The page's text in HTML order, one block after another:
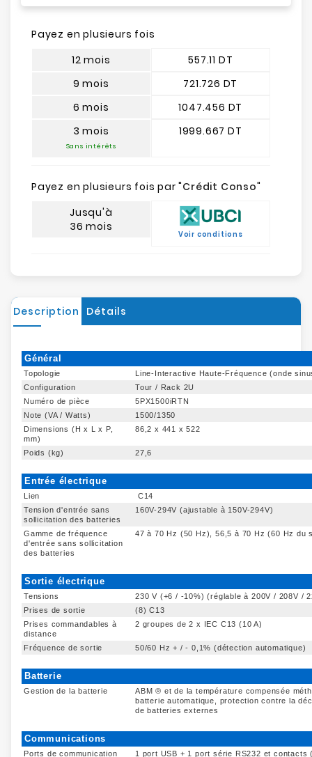
Payez en plusieurs fois
12 mois
9 mois
6 mois
3 mois
Sans intérêts
557.11 DT
721.726 DT
1047.456 DT
1999.667 DT
Payez en plusieurs fois par "Crédit Conso"
Jusqu'à
36 mois
Voir conditions
Description Détails
Général
Topologie
Line-Interactive Haute-Fréquence (onde
Configuration
Tour / Rack 2U
Numéro de pièce
5PX1500iRTN
Note (VA / Watts)
1500/1350
Dimensions (H x L x P,
mm)
86,2 x 441 x 522
Poids (kg) 27,6
Entrée électrique
Lien
C14
Tension d'entrée sans
sollicitation des batteries
160V-294V (ajustable à 150V-294V)
Gamme de fréquence
d'entrée sans sollicitation
des batteries
47 à 70 Hz (50 Hz), 56,5 à 70 Hz (60 Hz du
Sortie électrique
Tensions
230 V (+6 / -10%) (réglable à 200V / 208V /
Prises de sortie
(8) C13
Prises commandables à
distance
2 groupes de 2 x IEC C13 (10 A)
Fréquence de sortie 50/60 Hz + / - 0,1% (détection automatique)
Batterie
Gestion de la batterie
ABM ® et de la température compensée
batterie automatique, protection contre la
de batteries externes
Communications
Ports de communication 1 port USB + 1 port série RS232 et